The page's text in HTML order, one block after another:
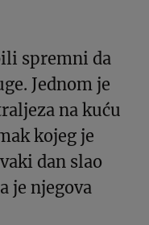
spremni da
Jednom je
na kuću
kojeg je
dan slao
je njegova